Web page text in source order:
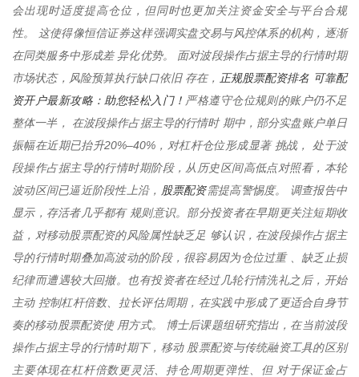
会出现时适度提高仓位，但同时也更加关注资金安全与平台合规
性。 这使得像恒信证券这样强调实盘交易与风控体系的机构，逐渐
在同类服务中形成差 异化优势。 面对波段操作占据主导的行情时期
市场状态，风险预算执行缺口依旧 存在， 正规股票配资排名 可靠配
资开户最新攻略：助您轻松入门！ 严格遵守仓位规则的账户仍不足
整体一半， 在波段操作占据主导的行情时 期中，部分实盘账户单日
振幅在近期已抬升20%–40%，对杠杆仓位形成显著 挑战， 处于波
段操作占据主导的行情时期阶段，从历史区间高低点对照看，本轮
波动区间已逼近阶段性上沿， 股票配资需提高警惕度。 调查报告中
显示，存活者几乎都有 规则意识。部分投资者在早期更关注短期收
益，对移动股票配资的风险属性缺乏足 够认识，在波段操作占据主
导的行情时期叠加高波动的阶段，很容易因为仓位过重 、缺乏止损
纪律而遭遇较大回撤。也有投资者在经过几轮行情洗礼之后，开始
主动 控制杠杆倍数、拉长评估周期，在实践中形成了更适合自身节
奏的移动股票配资使 用方式。 博士后课题组研究指出，在当前波段
操作占据主导的行情时期下，移动 股票配资与传统融资工具的区别
主要体现在杠杆倍数更灵活、持仓周期更弹性、但 对于保证金占